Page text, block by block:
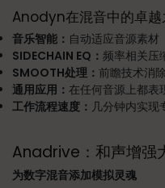
Anodyn在混音中的卓越
音乐智能： 自动适应音源素材
SIDECHAIN EQ： 频率相关压
SMOOTH处理： 前瞻技术消
通用应用： 在任何音源上都表
工作流程速度： 几分钟内实现
Anadrive：和声增强
为数字混音添加模拟灵魂